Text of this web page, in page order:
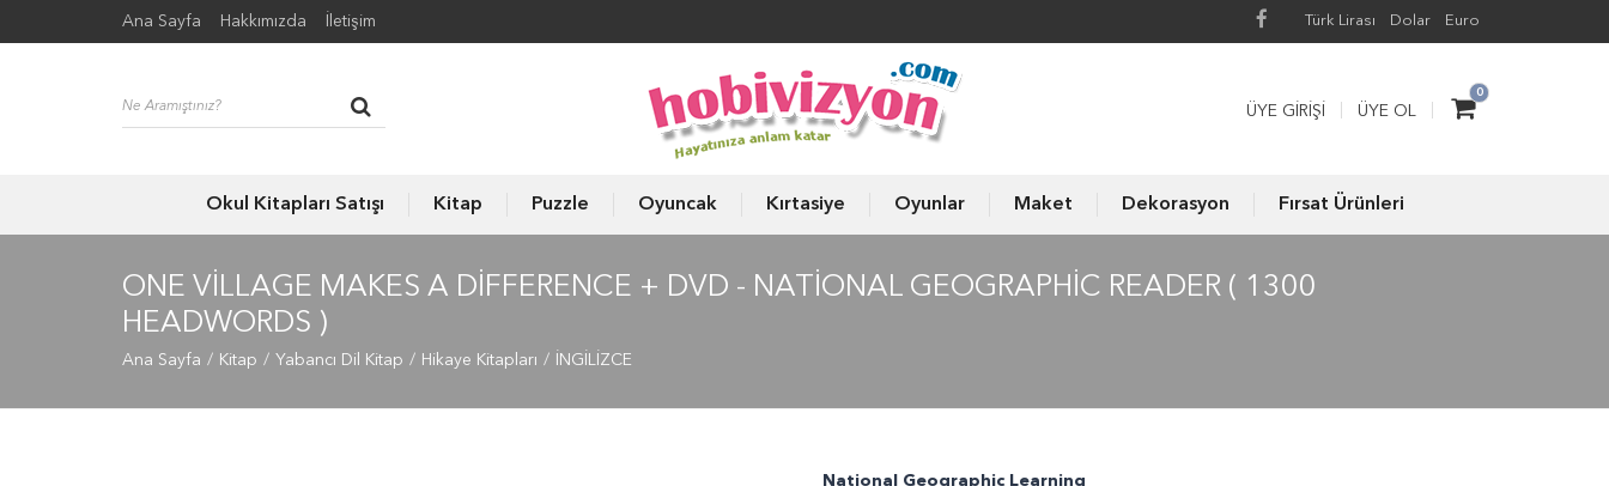
Ana Sayfa Hakkımızda İletişim Türk Lirası Dolar Euro
0
ÜYE GIRIŞI ÜYE OL
Okul Kitapları Satışı Kitap Puzzle Oyuncak Kırtasiye Oyunlar Maket Dekorasyon Fırsat Ürünleri
ONE VILLAGE MAKES A DIFFERENCE + DVD - NATIONAL GEOGRAPHIC READER ( 1300
HEADWORDS )
Ana Sayfa Kitap Yabancı Dil Kitap Hikaye Kitapları İNGİLİZCE
National Geographic Learning